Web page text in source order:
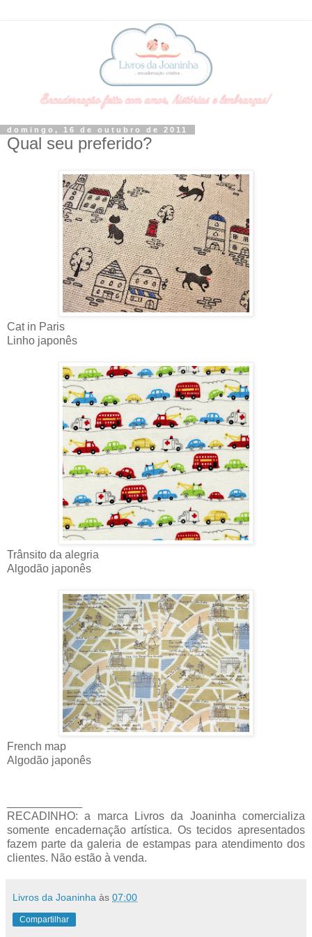
domingo, 16 de outubro de 2011
Qual seu preferido?
Cat in Paris
Linho japonês
Trânsito da alegria
Algodão japonês
French map
Algodão japonês
RECADINHO: a marca Livros da Joaninha comercializa
somente encadernação artística. Os tecidos apresentados
fazem parte da galeria de estampas para atendimento dos
clientes. Não estão à venda.
Livros da Joaninha às 07:00
Compartilhar